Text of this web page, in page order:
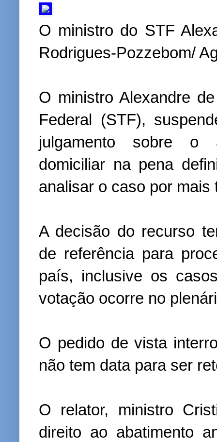
O ministro do STF
Rodrigues-Pozzebom/
O ministro Alexandre
Federal (STF),
julgamento sobre o
domiciliar na pena
analisar o caso por mais
A decisão do recurso
de referência para
país, inclusive os
votação ocorre no
O pedido de vista
não tem data para ser
O relator, ministro
direito ao abatimento